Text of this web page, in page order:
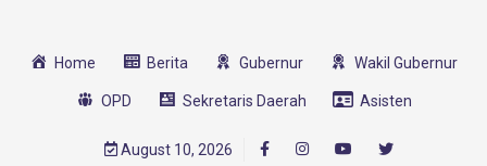
Home Berita Gubernur Wakil Gubernur
OPD Sekretaris Daerah Asisten
August 10, 2026